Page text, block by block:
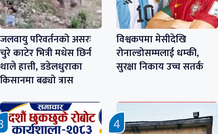
जलवायु परिवर्तनको असरः
चुरे काटेर भित्री मधेस छिर्न
थाले हात्ती, डडेलधुराका
किसानमा बढ्यो त्रास
विश्वकपमा मेसीदेखि
रोनाल्डोसम्मलाई धम्की,
सुरक्षा निकाय उच्च सतर्क